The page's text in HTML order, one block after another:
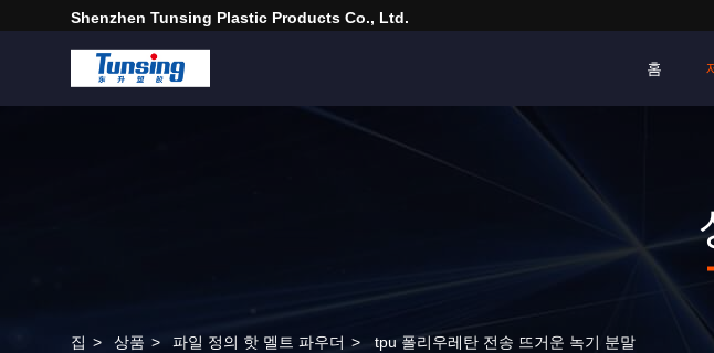
Shenzhen Tunsing Plastic Products Co., Ltd.
홈
집 > 상품 > 파일 정의 핫 멜트 파우더 > tpu 폴리우레탄 전송 뜨거운 녹기 분말